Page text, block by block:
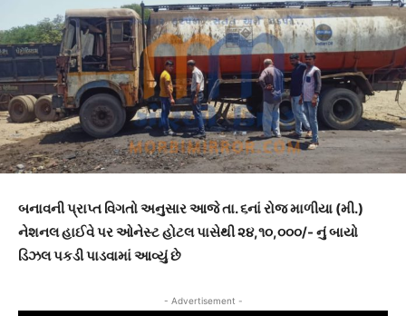
બનાવની પ્રાપ્ત વિગતો અનુસાર આજે તા. ૬નાં રોજ માળીયા (મી.)
નેશનલ હાઈવે પર ઓનેસ્ટ હોટલ પાસેથી ૨૪,૧૦,૦૦૦/- નું બાયો
ડિઝલ પકડી પાડવામાં આવ્યું છે
- Advertisement -